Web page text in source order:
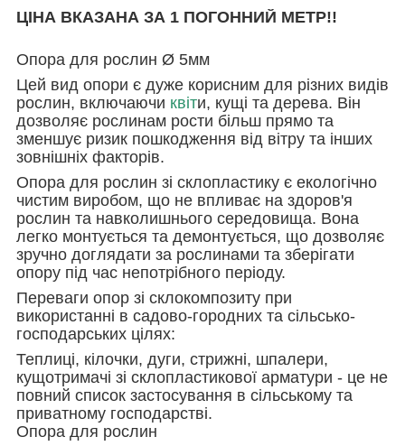
ЦІНА ВКАЗАНА ЗА 1 ПОГОННИЙ МЕТР!!
Опора для рослин Ø 5мм
Цей вид опори є дуже корисним для різних видів
рослин, включаючи квіти, кущі та дерева. Він
дозволяє рослинам рости більш прямо та
зменшує ризик пошкодження від вітру та інших
зовнішніх факторів.
Опора для рослин зі склопластику є екологічно
чистим виробом, що не впливає на здоров'я
рослин та навколишнього середовища. Вона
легко монтується та демонтується, що дозволяє
зручно доглядати за рослинами та зберігати
опору під час непотрібного періоду.
Переваги опор зі склокомпозиту при
використанні в садово-городних та сільсько-
господарських цілях:
Теплиці, кілочки, дуги, стрижні, шпалери,
кущотримачі зі склопластикової арматури - це не
повний список застосування в сільському та
приватному господарстві.
Опора для рослин